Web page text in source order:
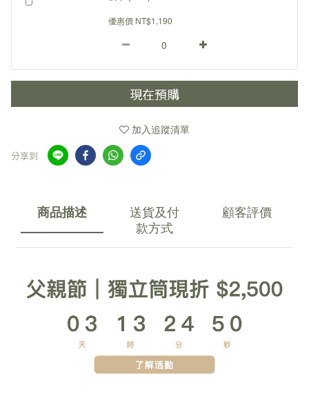
優惠價 NT$1,190
現在預購
加入追蹤清單
分享到
商品描述
送貨及付
款方式
顧客評價